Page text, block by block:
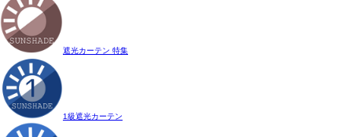
遮光カーテン 特集
1級遮光カーテン